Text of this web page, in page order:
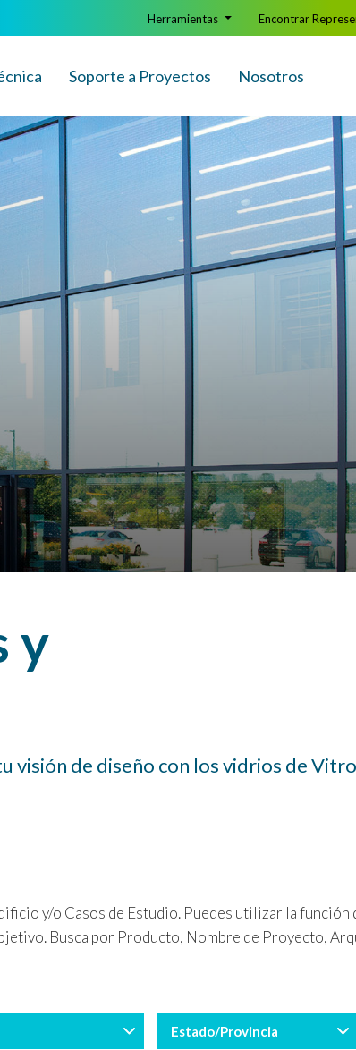
Soporte a Proyectos Nosotros
Herramientas Encontrar
y
visión de diseño con los vidrios de
y/o Casos de Estudio. Puedes utilizar la
Busca por Producto, Nombre de Proyecto,
Estado/Provincia